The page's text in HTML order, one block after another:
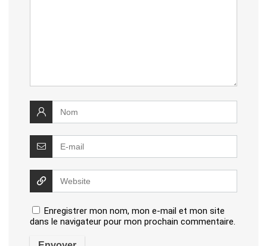
Enregistrer mon nom, mon e-mail et mon site
dans le navigateur pour mon prochain commentaire.